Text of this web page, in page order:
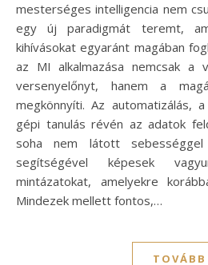
mesterséges intelligencia nem
egy új paradigmát teremt,
kihívásokat egyaránt magában
az MI alkalmazása nemcsak a
versenyelőnyt, hanem a
megkönnyíti. Az automatizálás,
gépi tanulás révén az adatok
soha nem látott
segítségével képesek
mintázatokat, amelyekre
Mindezek mellett fontos,…
TOVÁBB